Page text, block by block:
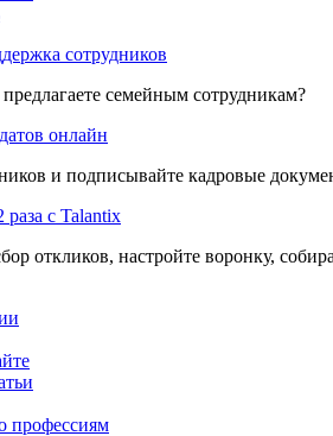
сотрудников
семейным сотрудникам?
онлайн
и подписывайте кадровые
раза с Talantix
откликов, настройте воронку,
профессиям